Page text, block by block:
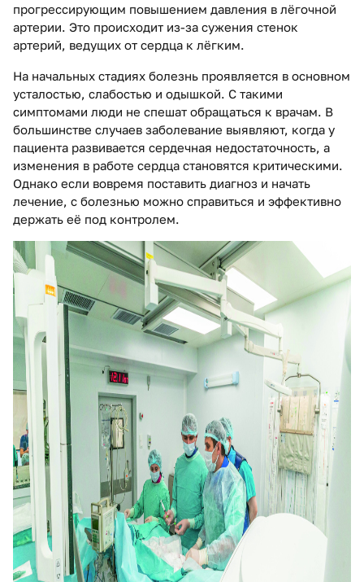
прогрессирующим повышением давления в лёгочной
артерии. Это происходит из-за сужения стенок
артерий, ведущих от сердца к лёгким.
На начальных стадиях болезнь проявляется в основном
усталостью, слабостью и одышкой. С такими
симптомами люди не спешат обращаться к врачам. В
большинстве случаев заболевание выявляют, когда у
пациента развивается сердечная недостаточность, а
изменения в работе сердца становятся критическими.
Однако если вовремя поставить диагноз и начать
лечение, с болезнью можно справиться и эффективно
держать её под контролем.